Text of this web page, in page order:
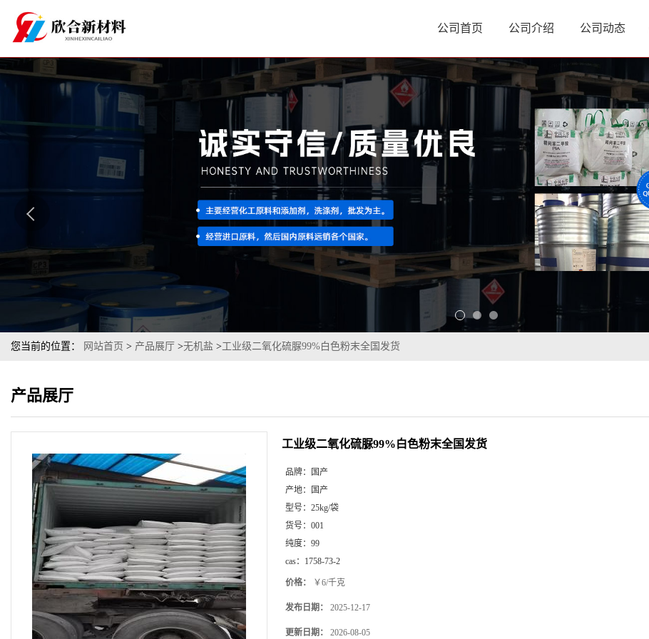
公司首页 公司介绍 公司动态
您当前的位置： 网站首页 > 产品展厅 >无机盐 >工业级二氧化硫脲99%白色粉末全国发货
产品展厅
工业级二氧化硫脲99%白色粉末全国发货
品牌：
国产
产地：
国产
型号： 25kg/袋
货号： 001
纯度： 99
cas： 1758-73-2
价格： ￥6/千克
发布日期： 2025-12-17
更新日期： 2026-08-05